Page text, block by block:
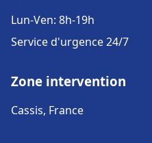
Lun-Ven: 8h-19h
Service d'urgence 24/7
Zone intervention
Cassis, France